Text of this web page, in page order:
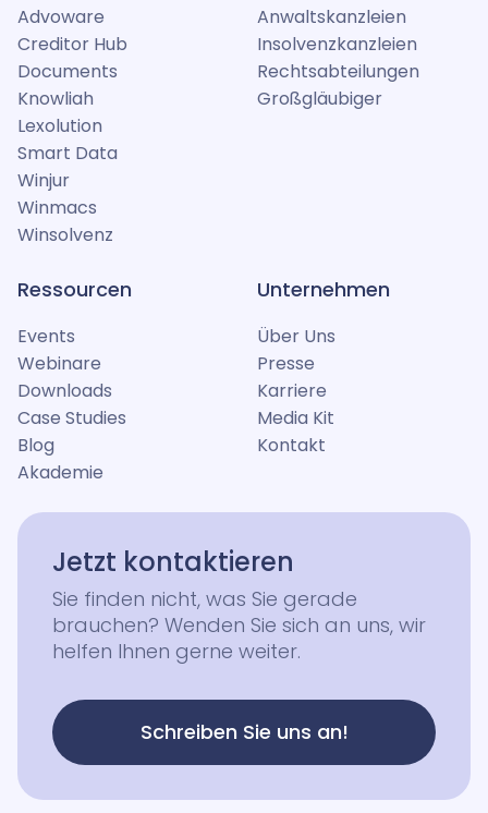
Advoware
Creditor Hub
Documents
Knowliah
Lexolution
Smart Data
Winjur
Winmacs
Winsolvenz
Anwaltskanzleien
Insolvenzkanzleien
Rechtsabteilungen
Großgläubiger
Ressourcen
Events
Webinare
Downloads
Case Studies
Blog
Akademie
Unternehmen
Über Uns
Presse
Karriere
Media Kit
Kontakt
Jetzt kontaktieren
Sie finden nicht, was Sie gerade
brauchen? Wenden Sie sich an uns, wir
helfen Ihnen gerne weiter.
Schreiben Sie uns an!